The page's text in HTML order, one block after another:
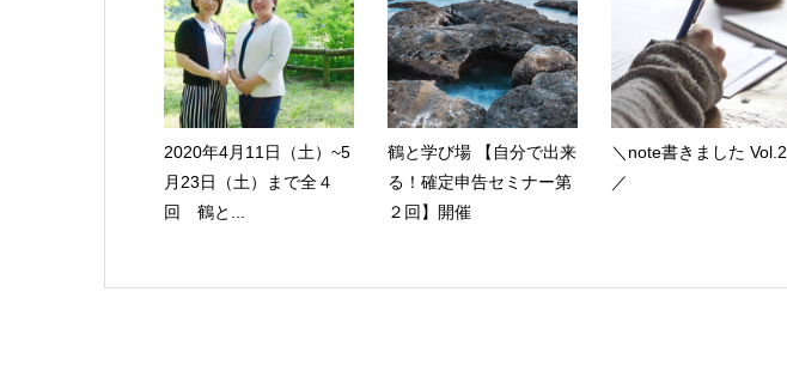
2020年4月11日（土）~5
月23日（土）まで全４
回 鶴と...
鶴と学び場 【自分で出来
る！確定申告セミナー第
２回】開催
＼note書きました Vol.2
／